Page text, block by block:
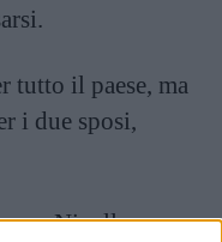
tutto il paese, ma
i due sposi,
Ninella, ma